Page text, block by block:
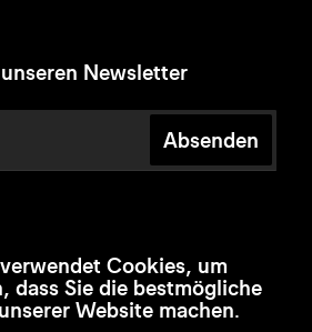
Newsletter
Absenden
Cookies, um
dass Sie die bestmögliche
Website machen.